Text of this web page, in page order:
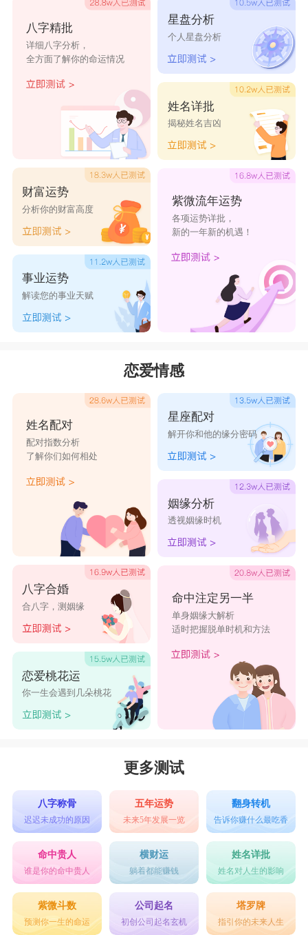
华丽的、色彩鲜艳的，形容青春美好年华，颀字读
音为qí，形容身材修长，大气又温柔婉约，带着一
种娴静之美。此名字寓意孩子漂亮温文尔雅，有气
质。王锦颀听起来漂亮，有涵养不凡，适合王姓女
【王淑芸】取自孙觌的诗句《蠹落芸签冷，蛛悬画
戟昏。》淑：淑字念作shū,淑字五行属水，用作人
名意指花容月貌、知书达理、温柔之义;芸：芸字
念作yún,芸字五行属木，用作人名意指勤劳、勤
奋、上进进取之义。
王姓女孩寓意好的名字好听
王钟灵 王紫涵
王紫韩 王紫寒 王紫蓝 王姬绮 王乐影
王颖瑶 王紫耘 王碧缦 王莀希
王尔思
王凤娇 王凤雯 王佛瑶
王帼玮 王海韵 王寒菊 王寒英
王荷瑜 王聪慕
王辉晨
王佳旗 王浃琳
王苑文 王白婧 王菲婵 王嘉琪
王婧懿 王婧煜 王静柔 王岚嫦
王蕾淑 王立洁 王菱曼
王曼瑶 王漫霓 王梅瑶 王孟戈
八字精批
详细八字分析，
全方面了解你的命运情况
财富运势
分析你的财富高度
事业运势
解读您的事业天赋
星盘分析
个人星盘分析
姓名详批
揭秘姓名吉凶
紫微流年运势
各项运势详批，
新的一年新的机遇！
恋爱情感
姓名配对
配对指数分析
了解你们如何相处
八字合婚
合八字，测姻缘
恋爱桃花运
你一生会遇到几朵桃花
星座配对
解开你和他的缘分密码
姻缘分析
透视姻缘时机
命中注定另一半
单身姻缘大解析
适时把握脱单时机和方法
更多测试
八字称骨
迟迟未成功的原因
五年运势
未来5年发展一览
翻身转机
告诉你赚什么最吃香
命中贵人
谁是你的命中贵人
横财运
躺着都能赚钱
姓名详批
姓名对人生的影响
紫微斗数
预测你一生的命运
公司起名
初创公司起名玄机
塔罗牌
指引你的未来人生